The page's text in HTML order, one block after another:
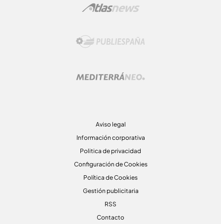
Aviso legal
Información corporativa
Politica de privacidad
Configuración de Cookies
Política de Cookies
Gestión publicitaria
RSS
Contacto